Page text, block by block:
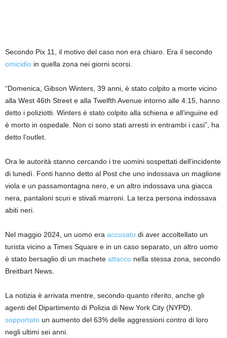
Secondo Pix 11, il motivo del caso non era chiaro. Era il secondo
omicidio in quella zona nei giorni scorsi.
“Domenica, Gibson Winters, 39 anni, è stato colpito a morte vicino
alla West 46th Street e alla Twelfth Avenue intorno alle 4:15, hanno
detto i poliziotti. Winters è stato colpito alla schiena e all’inguine ed
è morto in ospedale. Non ci sono stati arresti in entrambi i casi”, ha
detto l’outlet.
Ora le autorità stanno cercando i tre uomini sospettati dell’incidente
di lunedì. Fonti hanno detto al Post che uno indossava un maglione
viola e un passamontagna nero, e un altro indossava una giacca
nera, pantaloni scuri e stivali marroni. La terza persona indossava
abiti neri.
Nel maggio 2024, un uomo era accusato di aver accoltellato un
turista vicino a Times Square e in un caso separato, un altro uomo
è stato bersaglio di un machete attacco nella stessa zona, secondo
Breitbart News.
La notizia è arrivata mentre, secondo quanto riferito, anche gli
agenti del Dipartimento di Polizia di New York City (NYPD).
sopportato un aumento del 63% delle aggressioni contro di loro
negli ultimi sei anni.